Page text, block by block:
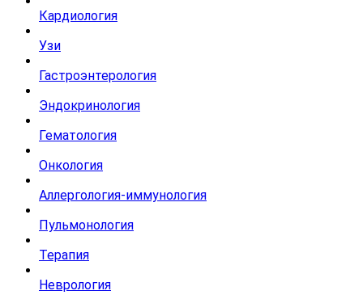
Кардиология
Узи
Гастроэнтерология
Эндокринология
Гематология
Онкология
Аллергология-иммунология
Пульмонология
Терапия
Неврология